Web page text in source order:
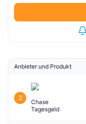
Anbieter und Produkt
2
Chase
Tagesgeld